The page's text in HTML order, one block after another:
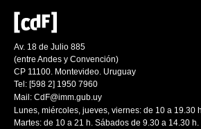
Av. 18 de Julio 885
(entre Andes y Convención)
CP 11100. Montevideo. Uruguay
Tel: [598 2] 1950 7960
Mail: CdF@imm.gub.uy
Lunes, miércoles, jueves, viernes: de 10 a 19.30
Martes: de 10 a 21 h. Sábados de 9.30 a 14.30 h.